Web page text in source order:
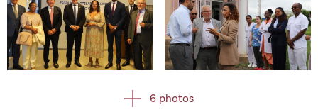
Open image in gallery Open image in gallery
6 photos